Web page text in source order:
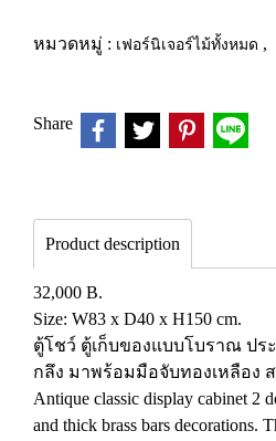
หมวดหมู่ : เฟอร์นิเจอร์ไม้ทั้งหมด ,
Share
Product description
32,000 B.
Size: W83 x D40 x H150 cm.
ตู้โชว์ ตู้เก็บของแบบโบราณ ปร
กลึง มาพร้อมมือจับทองเหลือง
Antique classic display cabinet 2
and thick brass bars decorations.